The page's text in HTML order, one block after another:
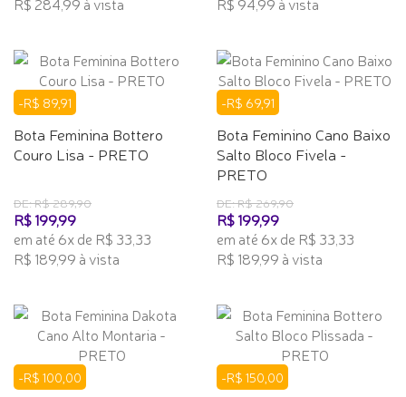
-R$ 89,91
Bota Feminina Bottero
Couro Lisa - PRETO
DE: R$ 289,90
R$ 199,99
em até 6x de R$ 33,33
R$ 189,99 à vista
-R$ 69,91
Bota Feminino Cano Baixo
Salto Bloco Fivela -
PRETO
DE: R$ 269,90
R$ 199,99
em até 6x de R$ 33,33
R$ 189,99 à vista
-R$ 100,00 -R$ 150,00